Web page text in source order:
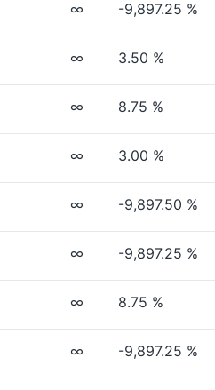
∞ -9,897.25 %
∞ 3.50 %
∞ 8.75 %
∞ 3.00 %
∞ -9,897.50 %
∞ -9,897.25 %
∞ 8.75 %
∞ -9,897.25 %